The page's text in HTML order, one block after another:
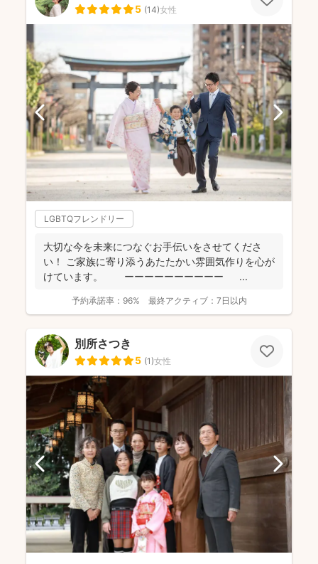
5 (14)女性
LGBTQフレンドリー
大切な今を未来につなぐお手伝いをさせてくださ
い！ ご家族に寄り添うあたたかい雰囲気作りを心が
けています。 ーーーーーーーーーー ...
予約承諾率： 96% 最終アクティブ： 7日以内
別所さつき
5 (1)女性